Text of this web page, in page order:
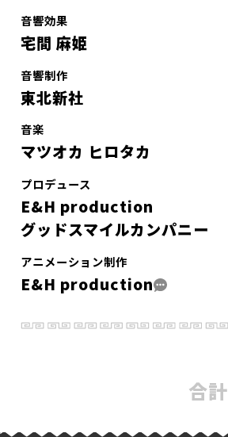
音響効果
宅間 麻姫
音響制作
東北新社
音楽
マツオカ ヒロタカ
プロデュース
E&H production
グッドスマイルカンパニー
アニメーション制作
E&H production
合計